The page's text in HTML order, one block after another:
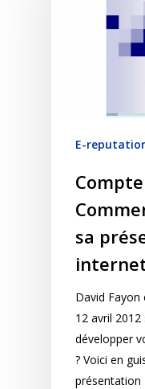
E-
sa
David Fayon
12 avril
développer
? Voici en
présentation